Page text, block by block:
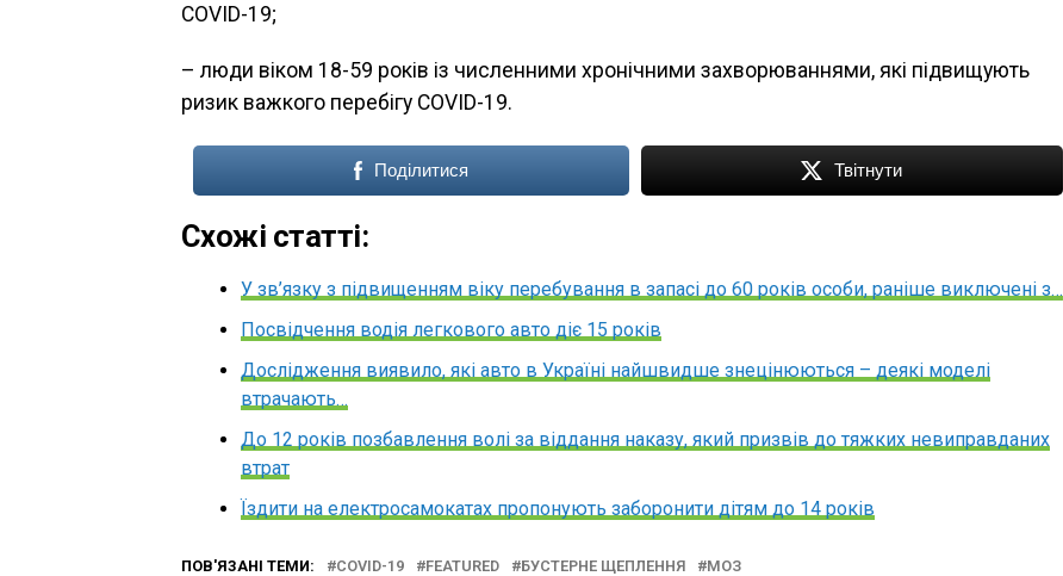
COVID-19;
– люди віком 18-59 років із численними хронічними захворюваннями, які підвищують
ризик важкого перебігу COVID-19.
Поділитися Твітнути
Схожі статті:
У зв’язку з підвищенням віку перебування в запасі до 60 років особи, раніше виключені з…
Посвідчення водія легкового авто діє 15 років
Дослідження виявило, які авто в Україні найшвидше знецінюються – деякі моделі
втрачають…
До 12 років позбавлення волі за віддання наказу, який призвів до тяжких невиправданих
втрат
Їздити на електросамокатах пропонують заборонити дітям до 14 років
ПОВ'ЯЗАНІ ТЕМИ: COVID-19 FEATURED БУСТЕРНЕ ЩЕПЛЕННЯ МОЗ